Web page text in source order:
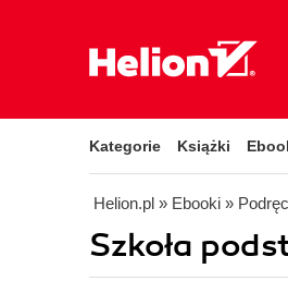
Kategorie Książki
Helion.pl » Ebooki »
Szkoła